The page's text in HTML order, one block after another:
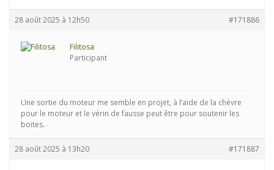
28 août 2025 à 12h50 #171886
Filitosa
Participant
Une sortie du moteur me semble en projet, à l’aide de la chèvre
pour le moteur et le vérin de fausse peut être pour soutenir les
boites.
28 août 2025 à 13h20 #171887